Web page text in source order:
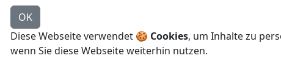
OK
Diese Webseite verwendet 🍪 Cookies, um Inhalte zu
wenn Sie diese Webseite weiterhin nutzen.